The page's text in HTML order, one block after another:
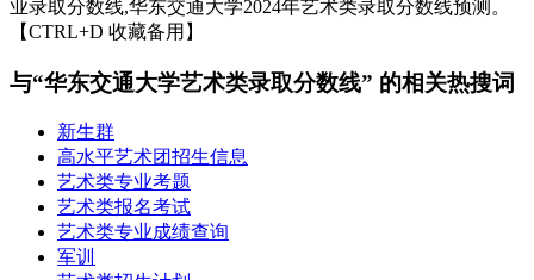
业录取分数线,华东交通大学2024年艺术类录取分数线预测。
【CTRL+D 收藏备用】
与“华东交通大学艺术类录取分数线” 的相关热搜词
新生群
高水平艺术团招生信息
艺术类专业考题
艺术类报名考试
艺术类专业成绩查询
军训